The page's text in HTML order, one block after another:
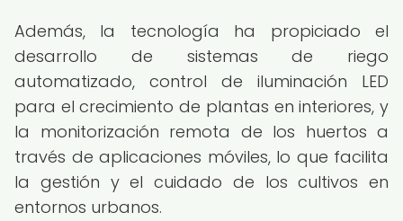
Además, la tecnología ha propiciado el
desarrollo de sistemas de riego
automatizado, control de iluminación LED
para el crecimiento de plantas en interiores, y
la monitorización remota de los huertos a
través de aplicaciones móviles, lo que facilita
la gestión y el cuidado de los cultivos en
entornos urbanos.